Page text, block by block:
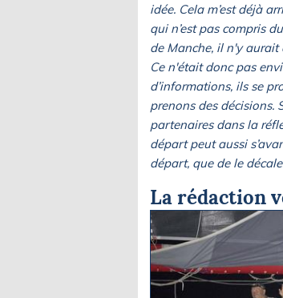
idée. Cela m’est déjà
qui n’est pas compris
de Manche, il n'y
Ce n'était donc pas
d’informations, ils se
prenons des décisions.
partenaires dans la
départ peut aussi
départ, que de le
La rédaction